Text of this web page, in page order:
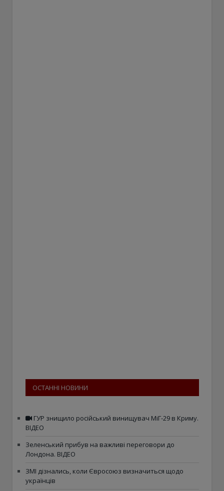
ОСТАННІ НОВИНИ
ГУР знищило російський винищувач МіГ-29 в Криму.
ВІДЕО
Зеленський прибув на важливі переговори до
Лондона. ВІДЕО
ЗМІ дізнались, коли Євросоюз визначиться щодо
українців